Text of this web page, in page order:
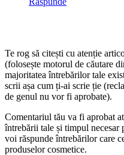
Te rog să citești cu atenție
(folosește motorul de căutare
majoritatea întrebărilor tale
scrii așa cum ți-ai scrie ție
de genul nu vor fi aprobate).
Comentariul tău va fi aprobat
întrebării tale și timpul
voi răspunde întrebărilor care
produselor cosmetice.